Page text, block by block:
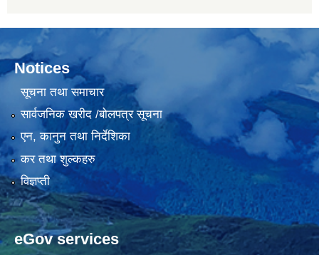
Notices
सूचना तथा समाचार
सार्वजनिक खरीद /बोलपत्र सूचना
एन, कानुन तथा निर्देशिका
कर तथा शुल्कहरु
विज्ञप्ती
eGov services